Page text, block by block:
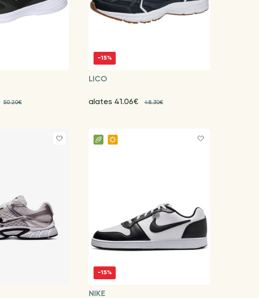
50.20€
-15%
LICO
alates 41.06€ 48.30€
-15%
NIKE